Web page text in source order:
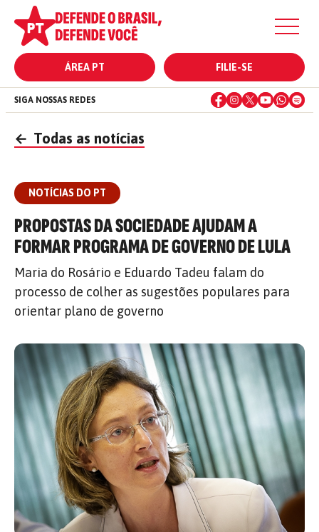
ÁREA PT FILIE-SE
SIGA NOSSAS REDES
← Todas as notícias
NOTÍCIAS DO PT
PROPOSTAS DA SOCIEDADE AJUDAM A
FORMAR PROGRAMA DE GOVERNO DE LULA
Maria do Rosário e Eduardo Tadeu falam do
processo de colher as sugestões populares para
orientar plano de governo